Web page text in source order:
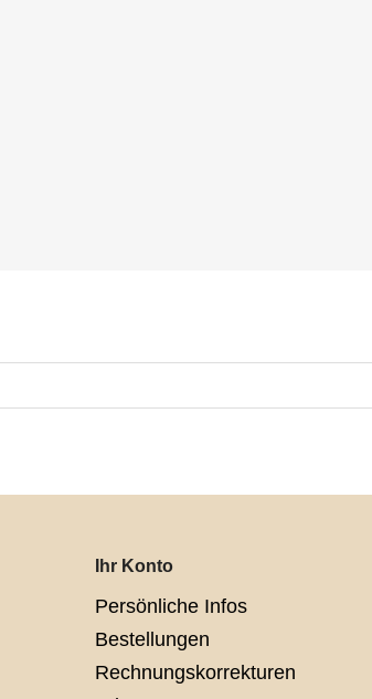
Ihr Konto
Persönliche Infos
Bestellungen
Rechnungskorrekturen